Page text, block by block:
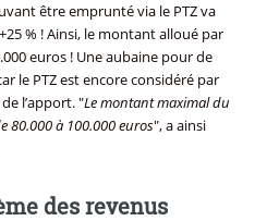
être emprunté via le PTZ va
% ! Ainsi, le montant alloué par
euros ! Une aubaine pour de
le PTZ est encore considéré par
l’apport. "Le montant maximal du
80.000 à 100.000 euros", a ainsi
des revenus